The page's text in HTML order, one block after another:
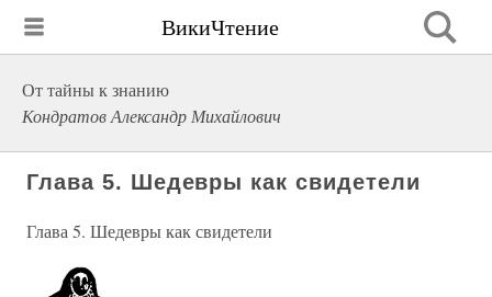
ВикиЧтение
От тайны к знанию
Кондратов Александр Михайлович
Глава 5. Шедевры как свидетели
Глава 5. Шедевры как свидетели